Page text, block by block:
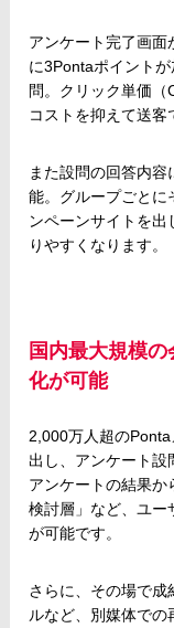
アンケート完了画
に3Pontaポイント
問。クリック単価（
コストを抑えて送客
また設問の回答内
能。グループごとに
ンペーンサイトを
りやすくなります。
国内最大規模
化が可能
2,000万人超の
出し、アンケート設
アンケートの結果か
検討層」など、ユー
が可能です。
さらに、その場で成
ルなど、別媒体での